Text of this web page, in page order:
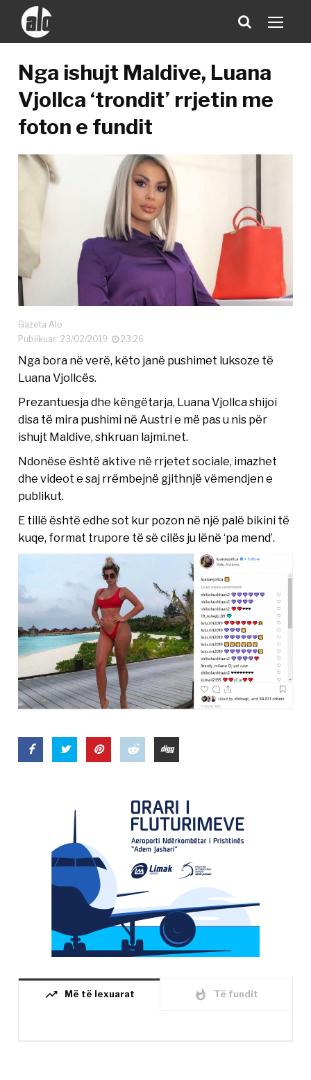
Nga ishujt Maldive, Luana
Vjollca ‘trondit’ rrjetin me
foton e fundit
Gazeta Alo
Publikuar: 23/02/2019
23:26
Nga bora në verë, këto janë pushimet luksoze të
Luana Vjollcës.
Prezantuesja dhe këngëtarja, Luana Vjollca shijoi
disa të mira pushimi në Austri e më pas u nis për
ishujt Maldive, shkruan lajmi.net.
Ndonëse është aktive në rrjetet sociale, imazhet
dhe videot e saj rrëmbejnë gjithnjë vëmendjen e
publikut.
E tillë është edhe sot kur pozon në një palë bikini të
kuqe, format trupore të së cilës ju lënë ‘pa mend’.
trending_up Më të lexuarat whatshot Të fundit